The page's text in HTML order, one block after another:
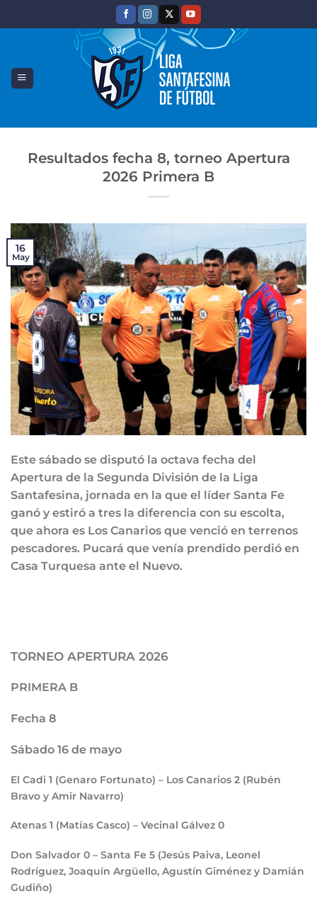
Resultados fecha 8, torneo Apertura
2026 Primera B
16
May
Este sábado se disputó la octava fecha del
Apertura de la Segunda División de la Liga
Santafesina, jornada en la que el líder Santa Fe
ganó y estiró a tres la diferencia con su escolta,
que ahora es Los Canarios que venció en terrenos
pescadores. Pucará que venía prendido perdió en
Casa Turquesa ante el Nuevo.
TORNEO APERTURA 2026
PRIMERA B
Fecha 8
Sábado 16 de mayo
El Cadi 1 (Genaro Fortunato) – Los Canarios 2 (Rubén
Bravo y Amir Navarro)
Atenas 1 (Matías Casco) – Vecinal Gálvez 0
Don Salvador 0 – Santa Fe 5 (Jesús Paiva, Leonel
Rodríguez, Joaquín Argüello, Agustín Giménez y Damián
Gudiño)